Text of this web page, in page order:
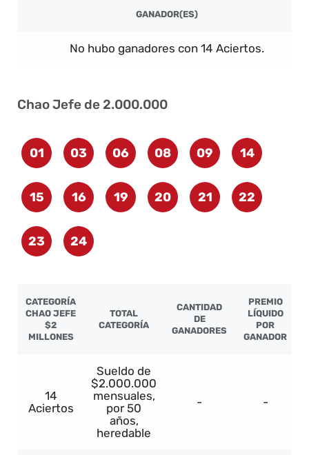
GANADOR(ES)
No hubo ganadores con 14 Aciertos.
Chao Jefe de 2.000.000
01 03 06 08 09 14
15 16 19 20 21 22
23 24
CATEGORÍA
CHAO JEFE
$2
MILLONES
TOTAL
CATEGORÍA
CANTIDAD
DE
GANADORES
PREMIO
LÍQUIDO
POR
GANADOR
14
Aciertos
Sueldo de
$2.000.000
mensuales,
por 50
años,
heredable
- -